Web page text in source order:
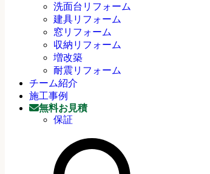
洗面台リフォーム
建具リフォーム
窓リフォーム
収納リフォーム
増改築
耐震リフォーム
チーム紹介
施工事例
無料お見積
保証